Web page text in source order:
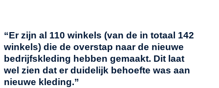
“Er zijn al 110 winkels (van de in totaal 142
winkels) die de overstap naar de nieuwe
bedrijfskleding hebben gemaakt. Dit laat
wel zien dat er duidelijk behoefte was aan
nieuwe kleding.”